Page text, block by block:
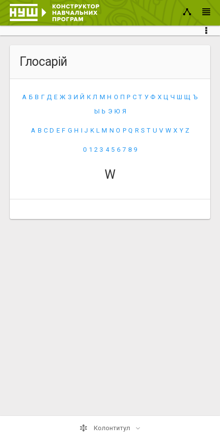
Глосарій
А Б В Г Д Е Ж З И Й К Л М Н О П Р С Т У Ф Х Ц Ч Ш Щ Ъ
Ы Ь Э Ю Я
A B C D E F G H I J K L M N O P Q R S T U V W X Y Z
0 1 2 3 4 5 6 7 8 9
W
Колонтитул